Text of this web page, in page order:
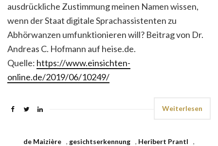
ausdrückliche Zustimmung meinen Namen wissen,
wenn der Staat digitale Sprachassistenten zu
Abhörwanzen umfunktionieren will? Beitrag von Dr.
Andreas C. Hofmann auf heise.de.
Quelle: https://www.einsichten-
online.de/2019/06/10249/
Weiterlesen
de Maizière , gesichtserkennung , Heribert Prantl
,